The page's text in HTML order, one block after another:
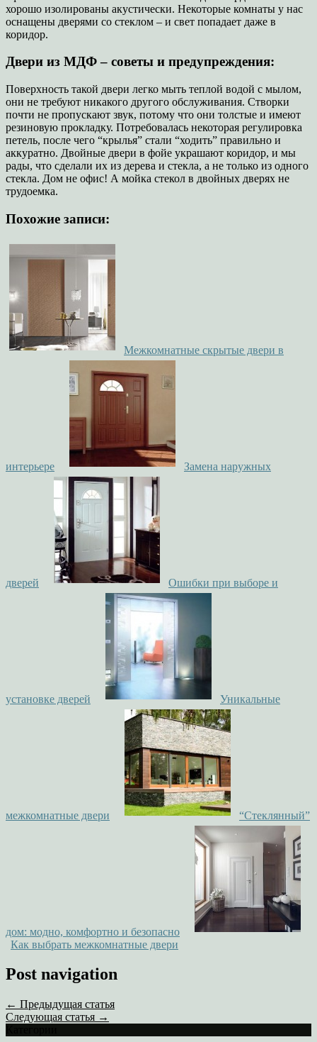
хорошо изолированы акустически. Некоторые комнаты у нас
оснащены дверями со стеклом – и свет попадает даже в
коридор.
Двери из МДФ – советы и предупреждения:
Поверхность такой двери легко мыть теплой водой с мылом,
они не требуют никакого другого обслуживания. Створки
почти не пропускают звук, потому что они толстые и имеют
резиновую прокладку. Потребовалась некоторая регулировка
петель, после чего “крылья” стали “ходить” правильно и
аккуратно. Двойные двери в фойе украшают коридор, и мы
рады, что сделали их из дерева и стекла, а не только из одного
стекла. Дом не офис! А мойка стекол в двойных дверях не
трудоемка.
Похожие записи:
Межкомнатные скрытые двери в
интерьере Замена наружных
дверей Ошибки при выборе и
установке дверей Уникальные
межкомнатные двери “Стеклянный”
дом: модно, комфортно и безопасно
Как выбрать межкомнатные двери
Post navigation
← Предыдущая статья
Следующая статья →